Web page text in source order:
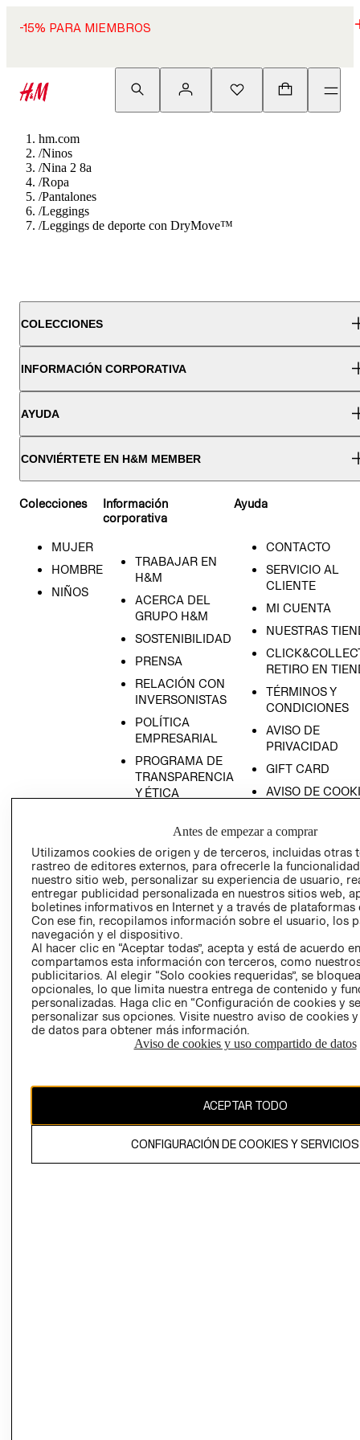
-15% PARA MIEMBROS
hm.com
/Ninos
/Nina 2 8a
/Ropa
/Pantalones
/Leggings
/Leggings de deporte con DryMove™
COLECCIONES
INFORMACIÓN CORPORATIVA
AYUDA
CONVIÉRTETE EN H&M MEMBER
Colecciones
MUJER
HOMBRE
NIÑOS
Información
corporativa
TRABAJAR EN
H&M
ACERCA DEL
GRUPO H&M
SOSTENIBILIDAD
PRENSA
RELACIÓN CON
INVERSONISTAS
POLÍTICA
EMPRESARIAL
PROGRAMA DE
TRANSPARENCIA
Y ÉTICA
PROGRAMA DE
TRANSPARENCIA
Y ÉTICA (INGLÉS)
Ayuda
CONTACTO
SERVICIO AL
CLIENTE
MI CUENTA
NUESTRAS
RETIRO EN
TÉRMINOS Y
CONDICIONES
AVISO DE
PRIVACIDAD
GIFT CARD
AVISO DE
DE INDUSTRIA Y
COMERCIO - SIC
PETICIONES
QUEJAS Y
RECLAMOS
Colombia ($)
CAMBIAR REGIÓN
El contenido de esta página web está protegido por copyright y es
propiedad de H&M Hennes & Mauritz AB.
Antes de empezar a comprar
Utilizamos cookies de origen y de terceros, incluidas otras
rastreo de editores externos, para ofrecerle la
nuestro sitio web, personalizar su experiencia de usuario,
entregar publicidad personalizada en nuestros sitios web,
boletines informativos en Internet y a través de plataformas
Con ese fin, recopilamos información sobre el usuario, los
navegación y el dispositivo.
Al hacer clic en “Aceptar todas”, acepta y está de acuerdo
compartamos esta información con terceros, como
publicitarios. Al elegir “Solo cookies requeridas”, se
opcionales, lo que limita nuestra entrega de contenido y
personalizadas. Haga clic en “Configuración de cookies y
personalizar sus opciones. Visite nuestro aviso de cookies
de datos para obtener más información.
Aviso de cookies y uso compartido de datos
ACEPTAR TODO
CONFIGURACIÓN DE COOKIES Y SERVICIOS